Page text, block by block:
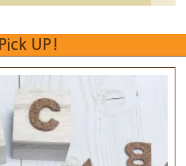
Pick UP!